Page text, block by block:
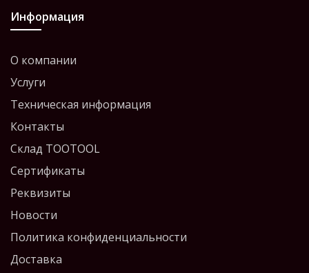
Информация
О компании
Услуги
Техническая информация
Контакты
Склад TOOTOOL
Сертификаты
Реквизиты
Новости
Политика конфиденциальности
Доставка